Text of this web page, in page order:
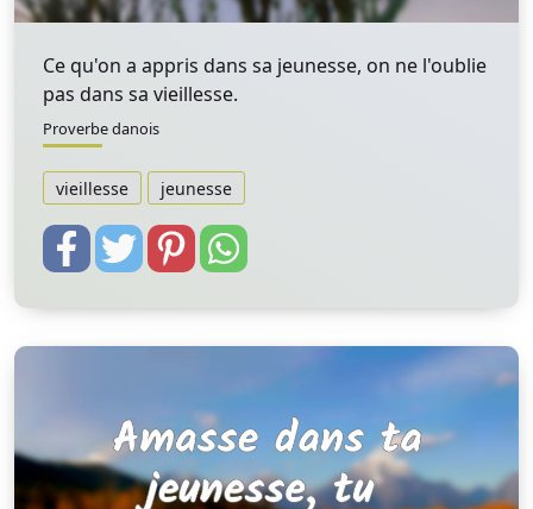
Ce qu'on a appris dans sa jeunesse, on ne l'oublie
pas dans sa vieillesse.
Proverbe danois
vieillesse jeunesse